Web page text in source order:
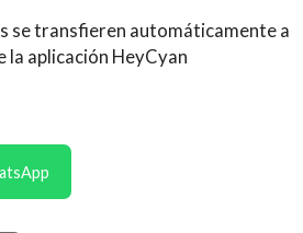
se transfieren automáticamente a
aplicación HeyCyan